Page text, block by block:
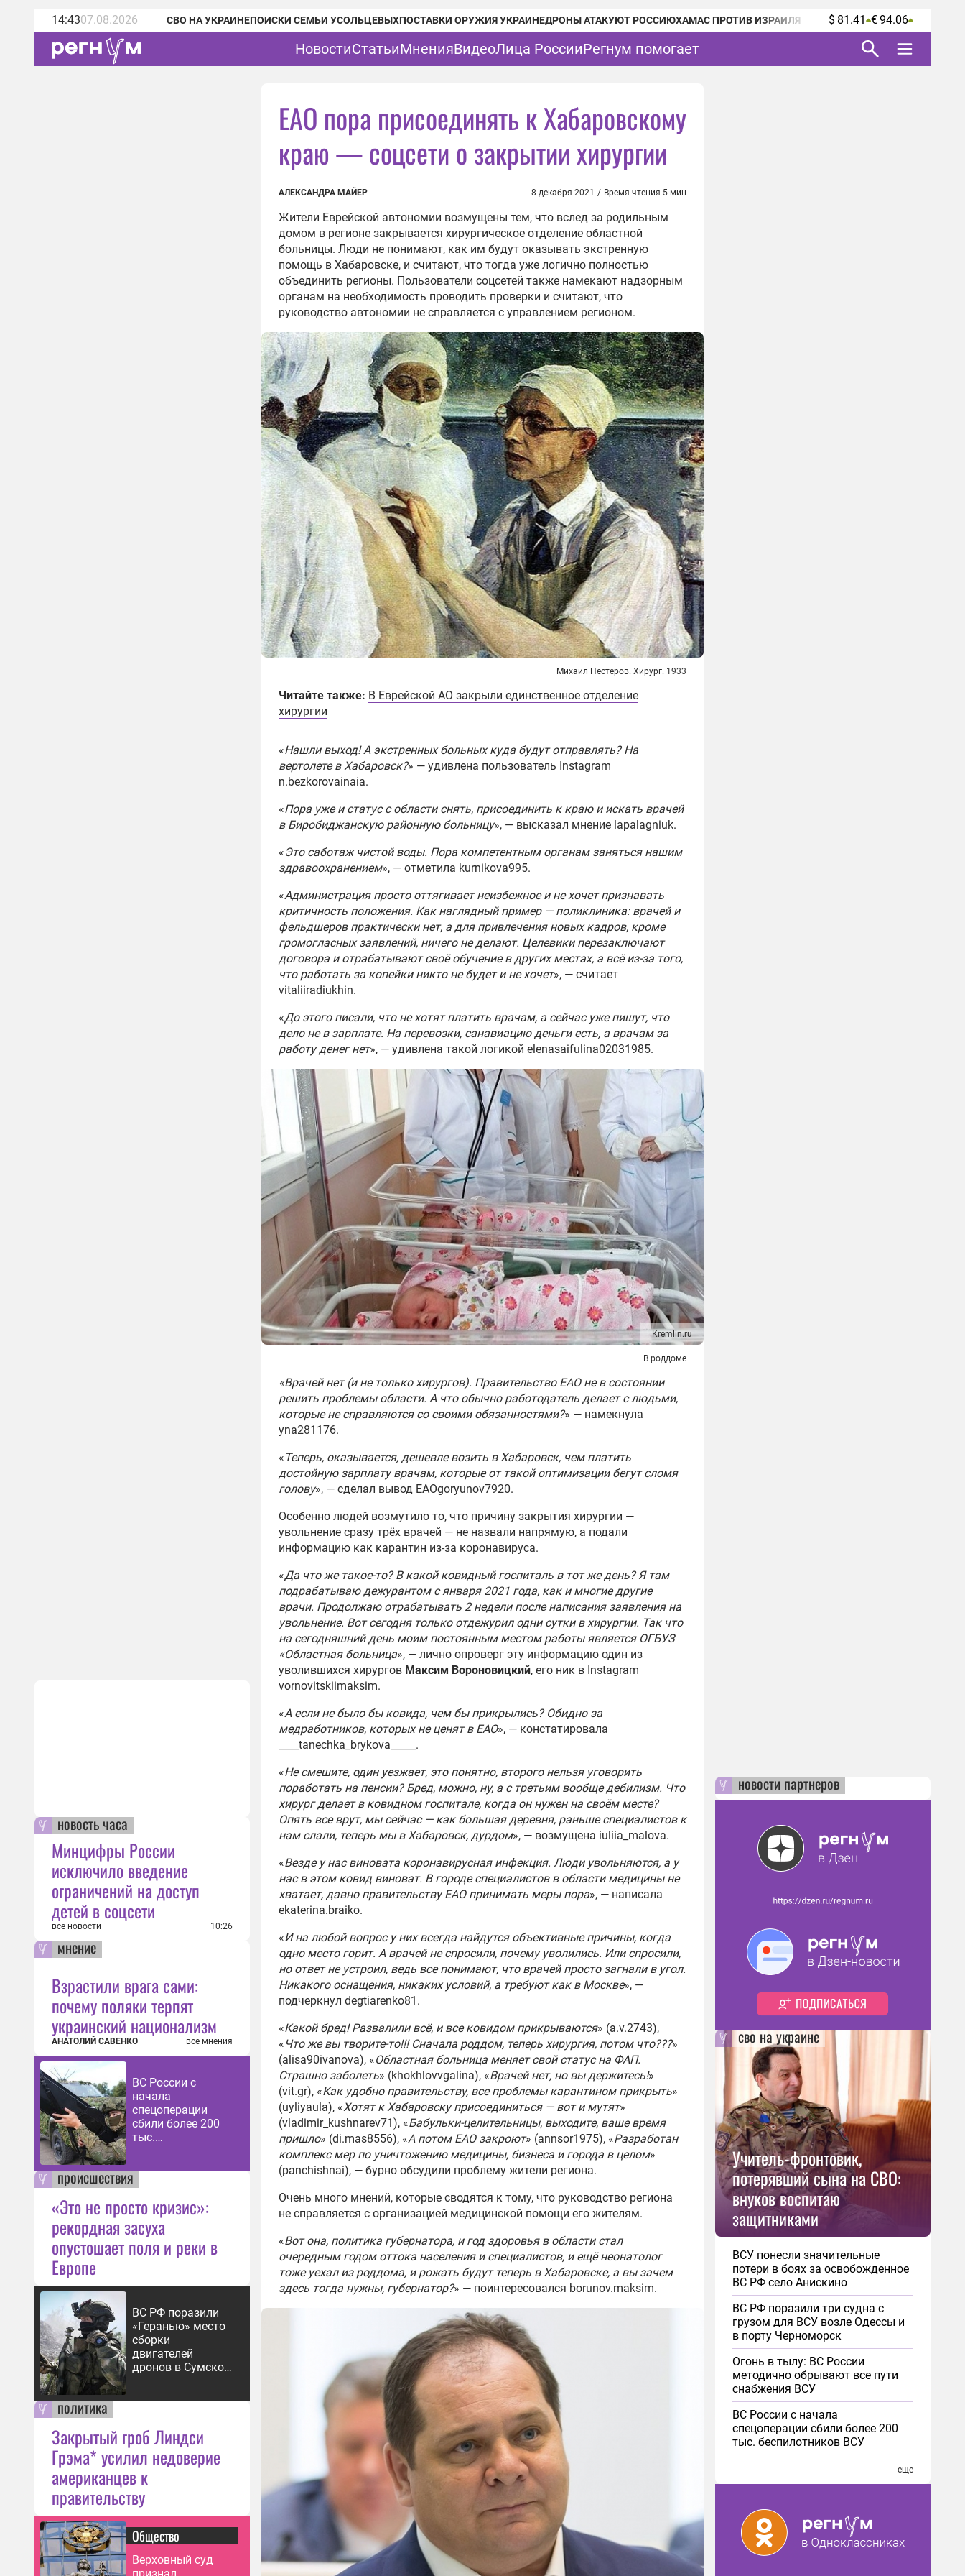
14:4307.08.2026 СВО НА УКРАИНЕПОИСКИ СЕМЬИ УСОЛЬЦЕВЫХПОСТАВКИ ОРУЖИЯ УКРАИНЕДРОНЫ АТАКУЮТ РОССИЮХАМАС ПРОТИВ ИЗРАИЛЯ $ 81.41 € 94.06
НовостиСтатьиМненияВидеоЛица РоссииРегнум помогает
новость часа
Минцифры России
исключило введение
ограничений на доступ
детей в соцсети
все новости 10:26
мнение
Взрастили врага сами:
почему поляки терпят
украинский национализм
АНАТОЛИЙ САВЕНКО все мнения
ВС России с
начала
спецоперации
сбили более 200
тыс.
происшествия
«Это не просто кризис»:
рекордная засуха
опустошает поля и реки в
Европе
ВС РФ поразили
«Геранью» место
сборки
двигателей
дронов в Сумской
политика
Закрытый гроб Линдси
Грэма* усилил недоверие
американцев к
правительству
Общество
Верховный суд
ЕАО пора присоединять к Хабаровскому
краю — соцсети о закрытии хирургии
АЛЕКСАНДРА МАЙЕР 8 декабря 2021 / Время чтения 5 мин
Жители Еврейской автономии возмущены тем, что вслед за родильным
домом в регионе закрывается хирургическое отделение областной
больницы. Люди не понимают, как им будут оказывать экстренную
помощь в Хабаровске, и считают, что тогда уже логично полностью
объединить регионы. Пользователи соцсетей также намекают надзорным
органам на необходимость проводить проверки и считают, что
руководство автономии не справляется с управлением регионом.
Михаил Нестеров. Хирург. 1933
Читайте также: В Еврейской АО закрыли единственное отделение
хирургии
«Нашли выход! А экстренных больных куда будут отправлять? На
вертолете в Хабаровск?» — удивлена пользователь Instagram
n.bezkorovainaia.
«Пора уже и статус с области снять, присоединить к краю и искать врачей
в Биробиджанскую районную больницу», — высказал мнение lapalagniuk.
«Это саботаж чистой воды. Пора компетентным органам заняться нашим
здравоохранением», — отметила kurnikova995.
«Администрация просто оттягивает неизбежное и не хочет признавать
критичность положения. Как наглядный пример — поликлиника: врачей и
фельдшеров практически нет, а для привлечения новых кадров, кроме
громогласных заявлений, ничего не делают. Целевики перезаключают
договора и отрабатывают своё обучение в других местах, а всё из-за того,
что работать за копейки никто не будет и не хочет», — считает
vitaliiradiukhin.
«До этого писали, что не хотят платить врачам, а сейчас уже пишут, что
дело не в зарплате. На перевозки, санавиацию деньги есть, а врачам за
работу денег нет», — удивлена такой логикой elenasaifulina02031985.
Kremlin.ru
В роддоме
«Врачей нет (и не только хирургов). Правительство ЕАО не в состоянии
решить проблемы области. А что обычно работодатель делает с людьми,
которые не справляются со своими обязанностями?» — намекнула
yna281176.
« Теперь, оказывается, дешевле возить в Хабаровск, чем платить
достойную зарплату врачам, которые от такой оптимизации бегут сломя
голову», — сделал вывод ЕАОgoryunov7920.
Особенно людей возмутило то, что причину закрытия хирургии —
увольнение сразу трёх врачей — не назвали напрямую, а подали
информацию как карантин из-за коронавируса.
«Да что же такое-то? В какой ковидный госпиталь в тот же день? Я там
подрабатываю дежурантом с января 2021 года, как и многие другие
врачи. Продолжаю отрабатывать 2 недели после написания заявления на
увольнение. Вот сегодня только отдежурил одни сутки в хирургии. Так что
на сегодняшний день моим постоянным местом работы является ОГБУЗ
«Областная больница», — лично опроверг эту информацию один из
уволившихся хирургов Максим Вороновицкий, его ник в Instagram
vornovitskiimaksim.
«А если не было бы ковида, чем бы прикрылись? Обидно за
медработников, которых не ценят в ЕАО», — констатировала
____tanechka_brykova_____.
«Не смешите, один уезжает, это понятно, второго нельзя уговорить
поработать на пенсии? Бред, можно, ну, а с третьим вообще дебилизм. Что
хирург делает в ковидном госпитале, когда он нужен на своём месте?
Опять все врут, мы сейчас — как большая деревня, раньше специалистов к
нам слали, теперь мы в Хабаровск, дурдом», — возмущена iuliia_malova.
«Везде у нас виновата коронавирусная инфекция. Люди увольняются, а у
нас в этом ковид виноват. В городе специалистов в области медицины не
хватает, давно правительству ЕАО принимать меры пора», — написала
ekaterina.braiko.
«И на любой вопрос у них всегда найдутся объективные причины, когда
одно место горит. А врачей не спросили, почему уволились. Или спросили,
но ответ не устроил, ведь все понимают, что врачей просто загнали в угол.
Никакого оснащения, никаких условий, а требуют как в Москве», —
подчеркнул degtiarenko81.
«Какой бред! Развалили всё, и все ковидом прикрываются» (a.v.2743),
« Что же вы творите-то!!! Сначала роддом, теперь хирургия, потом что???»
(alisa90ivanova), «Областная больница меняет свой статус на ФАП.
Страшно заболеть» (khokhlovvgalina), «Врачей нет, но вы держитесь!»
(vit.gr), «Как удобно правительству, все проблемы карантином прикрыть»
(uyliyaula), «Хотят к Хабаровску присоединиться — вот и мутят»
(vladimir_kushnarev71), «Бабульки-целительницы, выходите, ваше время
пришло» (di.mas8556), «А потом ЕАО закроют» (annsor1975), «Разработан
комплекс мер по уничтожению медицины, бизнеса и города в целом»
(panchishnai), — бурно обсудили проблему жители региона.
Очень много мнений, которые сводятся к тому, что руководство региона
не справляется с организацией медицинской помощи его жителям.
«Вот она, политика губернатора, и год здоровья в области стал
очередным годом оттока населения и специалистов, и ещё неонатолог
тоже уехал из роддома, и рожать будут теперь в Хабаровске, а вы зачем
здесь тогда нужны, губернатор?» — поинтересовался borunov.maksim.
новости партнеров
сво на украине
Учитель-фронтовик,
потерявший сына на СВО:
внуков воспитаю
защитниками
ВСУ понесли значительные
потери в боях за освобожденное
ВС РФ село Анискино
ВС РФ поразили три судна с
грузом для ВСУ возле Одессы и
в порту Черноморск
Огонь в тылу: ВС России
методично обрывают все пути
снабжения ВСУ
ВС России с начала
спецоперации сбили более 200
тыс. беспилотников ВСУ
еще